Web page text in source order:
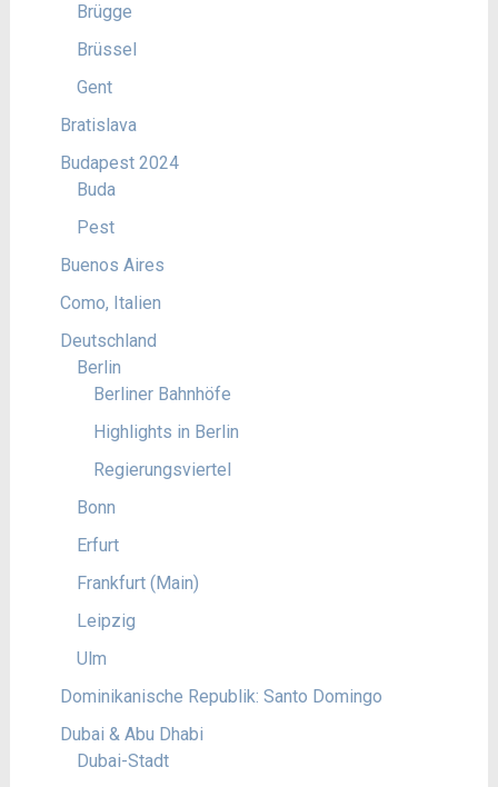
Brügge
Brüssel
Gent
Bratislava
Budapest 2024
Buda
Pest
Buenos Aires
Como, Italien
Deutschland
Berlin
Berliner Bahnhöfe
Highlights in Berlin
Regierungsviertel
Bonn
Erfurt
Frankfurt (Main)
Leipzig
Ulm
Dominikanische Republik: Santo Domingo
Dubai & Abu Dhabi
Dubai-Stadt